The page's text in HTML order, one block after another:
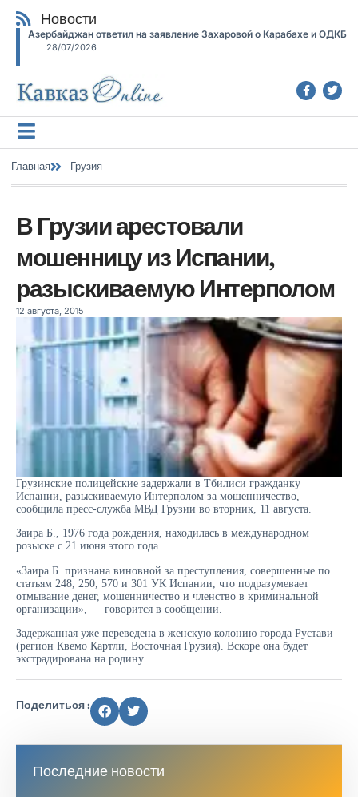
Новости
Азербайджан ответил на заявление Захаровой о Карабахе и ОДКБ
28/07/2026
Главная Грузия
В Грузии арестовали
мошенницу из Испании,
разыскиваемую Интерполом
12 августа, 2015
Грузинские полицейские задержали в Тбилиси гражданку
Испании, разыскиваемую Интерполом за мошенничество,
сообщила пресс-служба МВД Грузии во вторник, 11 августа.
Заира Б., 1976 года рождения, находилась в международном
розыске с 21 июня этого года.
«Заира Б. признана виновной за преступления, совершенные по
статьям 248, 250, 570 и 301 УК Испании, что подразумевает
отмывание денег, мошенничество и членство в криминальной
организации», — говорится в сообщении.
Задержанная уже переведена в женскую колонию города Рустави
(регион Квемо Картли, Восточная Грузия). Вскоре она будет
экстрадирована на родину.
Поделиться :
Последние новости